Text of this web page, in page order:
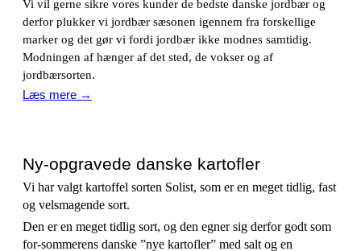
Vi vil gerne sikre vores kunder de bedste danske jordbær og
derfor plukker vi jordbær sæsonen igennem fra forskellige
marker og det gør vi fordi jordbær ikke modnes samtidig.
Modningen af hænger af det sted, de vokser og af
jordbærsorten.
Læs mere →
Ny-opgravede danske kartofler
Vi har valgt kartoffel sorten Solist, som er en meget tidlig, fast
og velsmagende sort.
Den er en meget tidlig sort, og den egner sig derfor godt som
for-sommerens danske ”nye kartofler” med salt og en